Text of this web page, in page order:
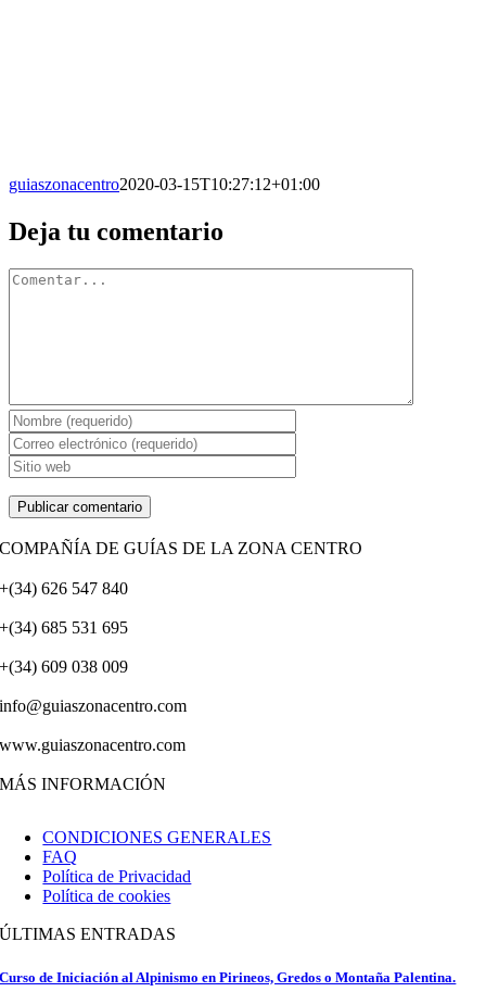
guiaszonacentro2020-03-15T10:27:12+01:00
Facebook
X
Reddit
LinkedIn
WhatsApp
Tumblr
Pinterest
Vk
Correo
electrónico
Deja tu comentario
Comentario
COMPAÑÍA DE GUÍAS DE LA ZONA CENTRO
+(34) 626 547 840
+(34) 685 531 695
+(34) 609 038 009
info@guiaszonacentro.com
www.guiaszonacentro.com
MÁS INFORMACIÓN
CONDICIONES GENERALES
FAQ
Política de Privacidad
Política de cookies
ÚLTIMAS ENTRADAS
Curso de Iniciación al Alpinismo en Pirineos, Gredos o Montaña Palentina.